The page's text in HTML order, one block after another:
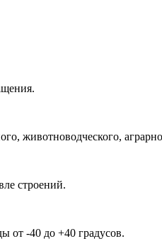
строений.
от -40 до +40 градусов.